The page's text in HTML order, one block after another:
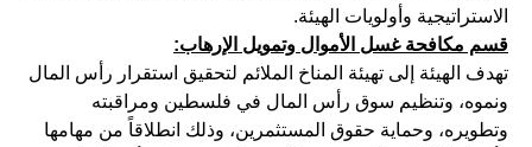
الاستراتيجية وأولويات الهيئة.
قسم مكافحة غسل الأموال وتمويل الإرهاب:
تهدف الهيئة إلى تهيئة المناخ الملائم لتحقيق استقرار رأس المال
ونموه، وتنظيم سوق رأس المال في فلسطين ومراقبته
وتطويره، وحماية حقوق المستثمرين، وذلك انطلاقاً من مهامها